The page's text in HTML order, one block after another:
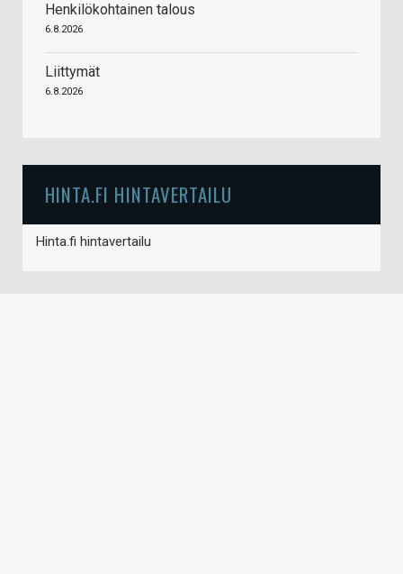
Henkilökohtainen talous
6.8.2026
Liittymät
6.8.2026
HINTA.FI HINTAVERTAILU
Hinta.fi hintavertailu